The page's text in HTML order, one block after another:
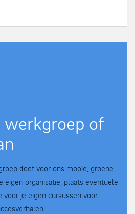
of
doet voor ons mooie, groene
eigen organisatie, plaats eventuele
voor je eigen cursussen voor